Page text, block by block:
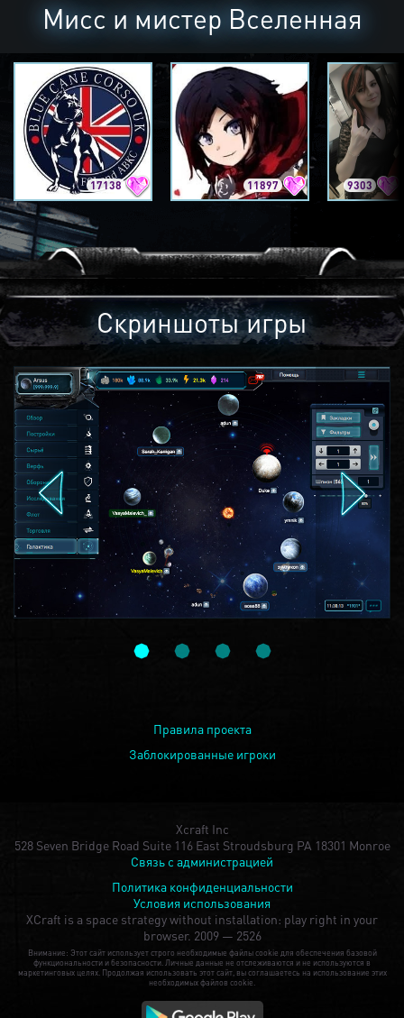
Мисс и мистер Вселенная
17138 11897 9303
Скриншоты игры
Правила проекта
Заблокированные игроки
Xcraft Inc
528 Seven Bridge Road Suite 116 East Stroudsburg PA 18301 Monroe
Связь с администрацией
Политика конфиденциальности
Условия использования
XCraft is a space strategy without installation: play right in your
browser. 2009 — 2526
Внимание: Этот сайт использует строго необходимые файлы cookie для обеспечения базовой
функциональности и безопасности. Личные данные не отслеживаются и не используются в
маркетинговых целях. Продолжая использовать этот сайт, вы соглашаетесь на использование этих
необходимых файлов cookie.